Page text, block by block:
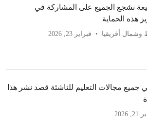
نشجع الجميع على المشاركة في
هذه الحماية
أفريقيا فبراير 23, 2026
جميع مجالات التعليم للناشئة قصد نشر هذا